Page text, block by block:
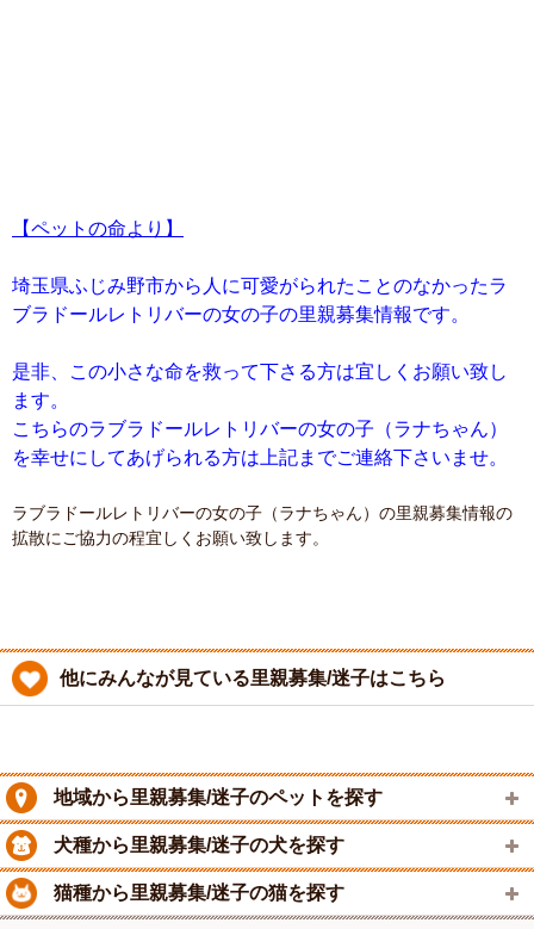
【ペットの命より】
埼玉県ふじみ野市から人に可愛がられたことのなかったラ
ブラドールレトリバーの女の子の里親募集情報です。
是非、この小さな命を救って下さる方は宜しくお願い致し
ます。
こちらのラブラドールレトリバーの女の子（ラナちゃん）
を幸せにしてあげられる方は上記までご連絡下さいませ。
ラブラドールレトリバーの女の子（ラナちゃん）の里親募集情報の
拡散にご協力の程宜しくお願い致します。
他にみんなが見ている里親募集/迷子はこちら
地域から里親募集/迷子のペットを探す
犬種から里親募集/迷子の犬を探す
猫種から里親募集/迷子の猫を探す